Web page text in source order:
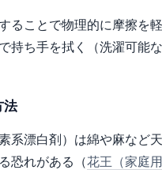
ることで物理的に摩擦を
持ち手を拭く（洗濯可能
法
系漂白剤）は綿や麻など
恐れがある（花王（家庭